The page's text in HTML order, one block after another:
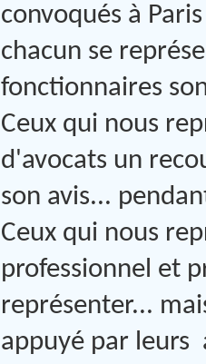
convoqués à
chacun se
fonctionnaires
Ceux qui nous
d'avocats un
son avis...
Ceux qui nous
professionnel et
représenter...
appuyé par leurs